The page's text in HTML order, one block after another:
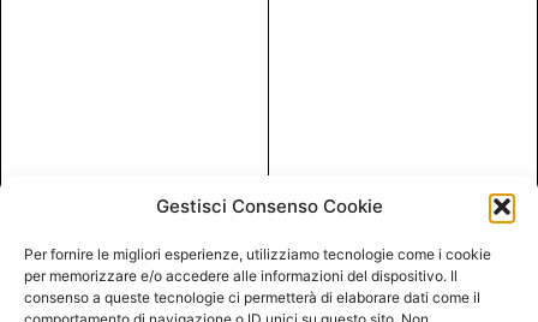
Gestisci Consenso Cookie
Per fornire le migliori esperienze, utilizziamo tecnologie come i cookie
per memorizzare e/o accedere alle informazioni del dispositivo. Il
consenso a queste tecnologie ci permetterà di elaborare dati come il